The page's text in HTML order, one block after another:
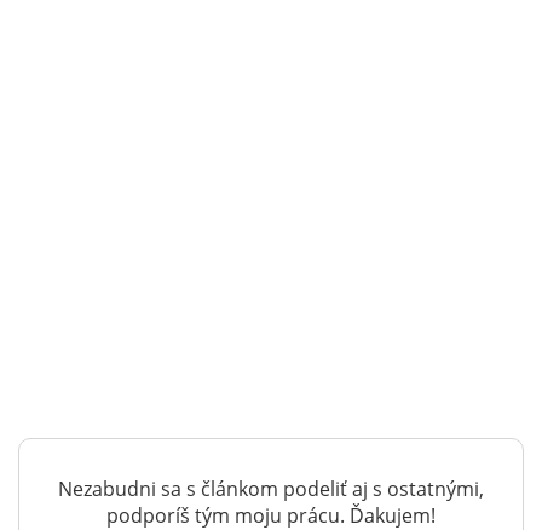
Nezabudni sa s článkom podeliť aj s ostatnými,
podporíš tým moju prácu. Ďakujem!